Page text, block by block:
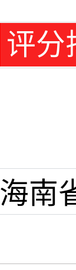
评分
海南